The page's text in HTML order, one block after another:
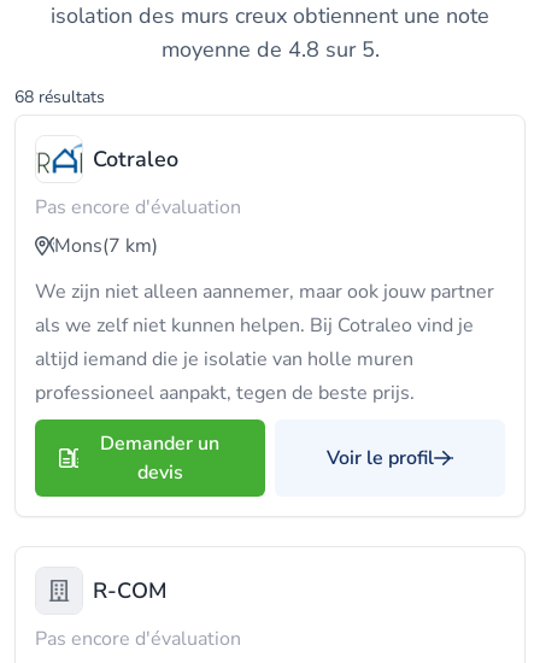
isolation des murs creux obtiennent une note
moyenne de 4.8 sur 5.
68 résultats
Cotraleo
Pas encore d'évaluation
Mons(7 km)
We zijn niet alleen aannemer, maar ook jouw partner
als we zelf niet kunnen helpen. Bij Cotraleo vind je
altijd iemand die je isolatie van holle muren
professioneel aanpakt, tegen de beste prijs.
Demander un
devis
Voir le profil
R-COM
Pas encore d'évaluation